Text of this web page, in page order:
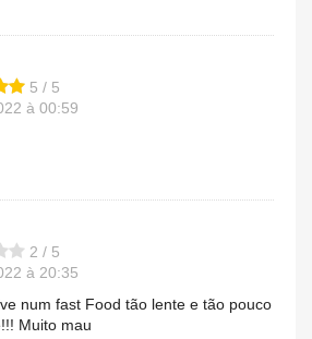
5 / 5
à 00:59
2 / 5
à 20:35
num fast Food tão lente e tão pouco
Muito mau